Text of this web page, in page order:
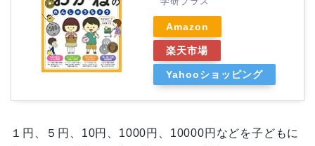
Amazon
楽天市場
Yahooショッピング
１円、５円、10円、1000円、10000円などを子どもに